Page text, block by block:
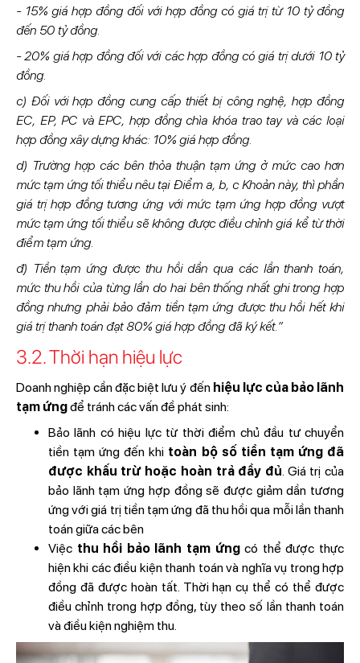
- 15% giá hợp đồng đối với hợp đồng có giá trị từ 10 tỷ đồng
đến 50 tỷ đồng.
- 20% giá hợp đồng đối với các hợp đồng có giá trị dưới 10 tỷ
đồng.
c) Đối với hợp đồng cung cấp thiết bị công nghệ, hợp đồng
EC, EP, PC và EPC, hợp đồng chìa khóa trao tay và các loại
hợp đồng xây dựng khác: 10% giá hợp đồng.
d) Trường hợp các bên thỏa thuận tạm ứng ở mức cao hơn
mức tạm ứng tối thiểu nêu tại Điểm a, b, c Khoản này, thì phần
giá trị hợp đồng tương ứng với mức tạm ứng hợp đồng vượt
mức tạm ứng tối thiểu sẽ không được điều chỉnh giá kể từ thời
điểm tạm ứng.
đ) Tiền tạm ứng được thu hồi dần qua các lần thanh toán,
mức thu hồi của từng lần do hai bên thống nhất ghi trong hợp
đồng nhưng phải bảo đảm tiền tạm ứng được thu hồi hết khi
giá trị thanh toán đạt 80% giá hợp đồng đã ký kết.”
3.2. Thời hạn hiệu lực
Doanh nghiệp cần đặc biệt lưu ý đến hiệu lực của bảo lãnh
tạm ứngđể tránh các vấn đề phát sinh:
Bảo lãnh có hiệu lực từ thời điểm chủ đầu tư chuyển
tiền tạm ứng đến khi toàn bộ số tiền tạm ứng đã
được khấu trừ hoặc hoàn trả đầy đủ. Giá trị của
bảo lãnh tạm ứng hợp đồng sẽ được giảm dần tương
ứng với giá trị tiền tạm ứng đã thu hồi qua mỗi lần thanh
toán giữa các bên
Việcthu hồi bảo lãnh tạm ứngcó thể được thực
hiện khi các điều kiện thanh toán và nghĩa vụ trong hợp
đồng đã được hoàn tất. Thời hạn cụ thể có thể được
điều chỉnh trong hợp đồng, tùy theo số lần thanh toán
và điều kiện nghiệm thu.